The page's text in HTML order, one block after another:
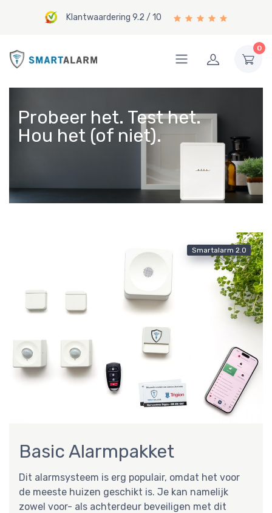
Klantwaardering 9.2 / 10
0
Probeer het. Test het.
Hou het (of niet).
Smartalarm 2.0
Basic Alarmpakket
Dit alarmsysteem is erg populair, omdat het voor
de meeste huizen geschikt is. Je kan namelijk
zowel voor- als achterdeur beveiligen met dit